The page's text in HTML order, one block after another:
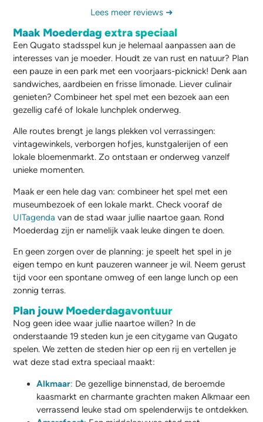
Lees meer reviews ➜
Maak Moederdag extra speciaal
Een Qugato stadsspel kun je helemaal aanpassen aan de
interesses van je moeder. Houdt ze van rust en natuur? Plan
een pauze in een park met een voorjaars-picknick! Denk aan
sandwiches, aardbeien en frisse limonade. Liever culinair
genieten? Combineer het spel met een bezoek aan een
gezellig café of lokale lunchplek onderweg.
Alle routes brengt je langs plekken vol verrassingen:
vintagewinkels, verborgen hofjes, kunstgalerijen of een
lokale bloemenmarkt. Zo ontstaan er onderweg vanzelf
unieke momenten.
Maak er een hele dag van: combineer het spel met een
museumbezoek of een lokale markt. Check vooraf de
UITagenda van de stad waar jullie naartoe gaan. Rond
Moederdag zijn er namelijk vaak leuke dingen te doen.
En geen zorgen over de planning: je speelt het spel in je
eigen tempo en kunt pauzeren wanneer je wil. Neem gerust
tijd voor een spontane omweg of een lange lunch op een
zonnig terras.
Plan jouw Moederdagavontuur
Nog geen idee waar jullie naartoe willen? In de
onderstaande 19 steden kun je een citygame van Qugato
spelen. We zetten de steden hier op een rij en vertellen je
wat deze stad extra speciaal maakt:
Alkmaar: De gezellige binnenstad, de beroemde
kaasmarkt en charmante grachten maken Alkmaar een
verrassend leuke stad om spelenderwijs te ontdekken.